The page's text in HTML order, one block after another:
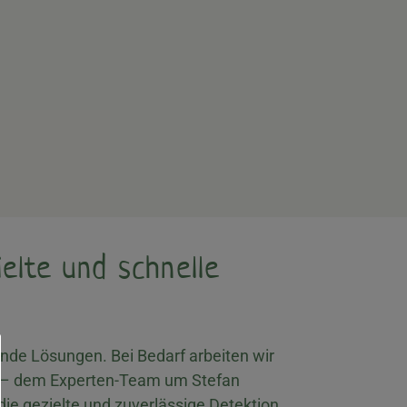
und schnelle
Lösungen. Bei Bedarf arbeiten wir
dem Experten-Team um Stefan